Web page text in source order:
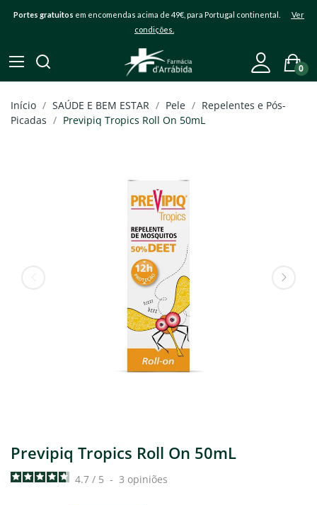
Portes gratuitos em encomendas acima de 49€, para Portugal continental. Ver
condições.
0
Início SAÚDE E BEM ESTAR Pele
Repelentes e Pós-
Picadas
Previpiq Tropics Roll On 50mL
Previpiq Tropics Roll On 50mL
4.7 / 5 - 3 opiniões